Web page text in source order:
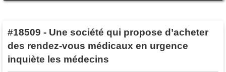
#18509 - Une société qui propose d’acheter
des rendez-vous médicaux en urgence
inquiète les médecins